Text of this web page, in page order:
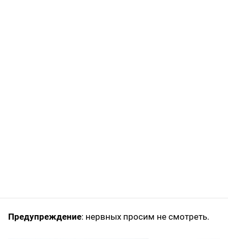
Предупреждение: нервных просим не смотреть.